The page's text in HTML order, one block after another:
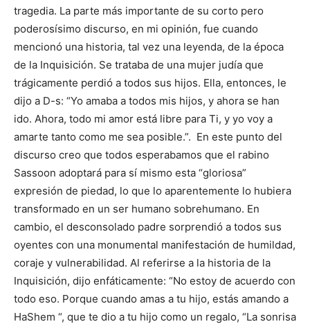
tragedia. La parte más importante de su corto pero
poderosísimo discurso, en mi opinión, fue cuando
mencionó una historia, tal vez una leyenda, de la época
de la Inquisición. Se trataba de una mujer judía que
trágicamente perdió a todos sus hijos. Ella, entonces, le
dijo a D-s: “Yo amaba a todos mis hijos, y ahora se han
ido. Ahora, todo mi amor está libre para Ti, y yo voy a
amarte tanto como me sea posible.”. En este punto del
discurso creo que todos esperabamos que el rabino
Sassoon adoptará para sí mismo esta “gloriosa”
expresión de piedad, lo que lo aparentemente lo hubiera
transformado en un ser humano sobrehumano. En
cambio, el desconsolado padre sorprendió a todos sus
oyentes con una monumental manifestación de humildad,
coraje y vulnerabilidad. Al referirse a la historia de la
Inquisición, dijo enfáticamente: “No estoy de acuerdo con
todo eso. Porque cuando amas a tu hijo, estás amando a
HaShem “, que te dio a tu hijo como un regalo, “La sonrisa